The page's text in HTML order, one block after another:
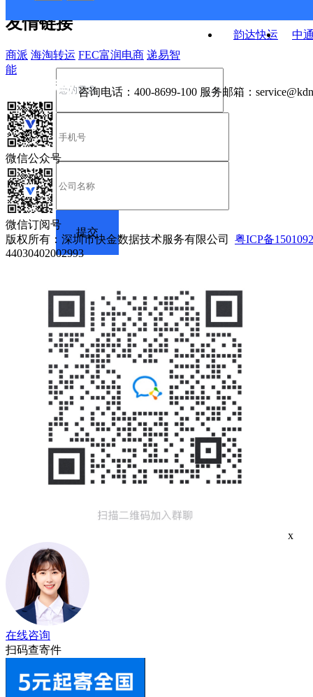
韵达快运
中
友情链接
商派 海淘转运 FEC富润电商 递易智
能
咨询电话： 400-8699-100 服务邮箱：
微信公众号
微信订阅号
版权所有：深圳市快金数据技术服务有限公司 粤ICP备
44030402002993
x
在线咨询
扫码查寄件